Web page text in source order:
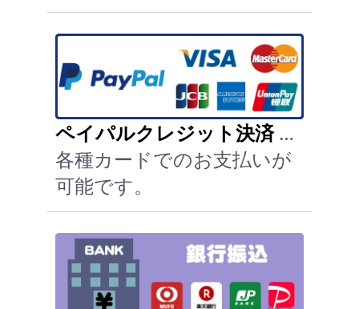
ペイパルクレジット決済…
各種カードでのお支払いが
可能です。